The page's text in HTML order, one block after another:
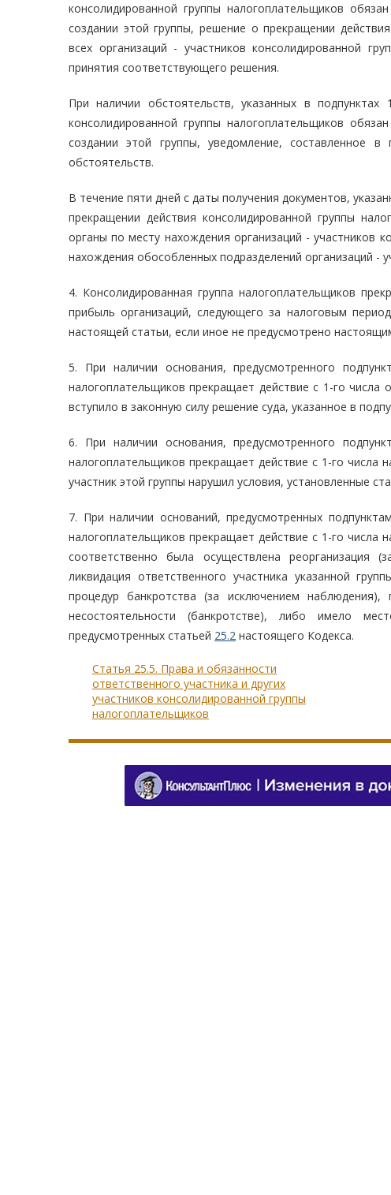
консолидированной группы налогоплательщиков
создании этой группы, решение о прекращении
всех организаций - участников консолидированной
принятия соответствующего решения.
При наличии обстоятельств, указанных в
консолидированной группы налогоплательщиков
создании этой группы, уведомление, составленное
обстоятельств.
В течение пяти дней с даты получения документов,
прекращении действия консолидированной группы
органы по месту нахождения организаций - участников
нахождения обособленных подразделений организаций -
4. Консолидированная группа налогоплательщиков
прибыль организаций, следующего за налоговым
настоящей статьи, если иное не предусмотрено
5. При наличии основания, предусмотренного
налогоплательщиков прекращает действие с 1-го
вступило в законную силу решение суда, указанное в
6. При наличии основания, предусмотренного
налогоплательщиков прекращает действие с 1-го числа
участник этой группы нарушил условия, установленные
7. При наличии оснований, предусмотренных
налогоплательщиков прекращает действие с 1-го числа
соответственно была осуществлена реорганизация
ликвидация ответственного участника указанной
процедур банкротства (за исключением
несостоятельности (банкротстве), либо имело
предусмотренных статьей 25.2 настоящего Кодекса.
Статья 25.5. Права и обязанности
ответственного участника и других
участников консолидированной группы
налогоплательщиков